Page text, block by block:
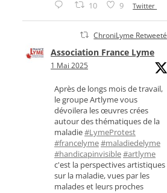
10 9 Twitter
ChroniLyme Retweeté
Association France Lyme
1 Mai 2025
Après de longs mois de travail,
le groupe Artlyme vous
dévoilera les œuvres crées
autour des thématiques de la
maladie#LymeProtest
#francelyme#maladiedelyme
#handicapinvisible#artlyme
c'est la perspectives artistiques
sur la maladie, vues par les
malades et leurs proches